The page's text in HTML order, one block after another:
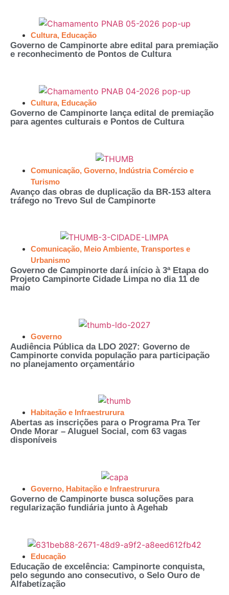
Cultura, Educação
Governo de Campinorte abre edital para premiação
e reconhecimento de Pontos de Cultura
Cultura, Educação
Governo de Campinorte lança edital de premiação
para agentes culturais e Pontos de Cultura
Comunicação, Governo, Indústria Comércio e
Turismo
Avanço das obras de duplicação da BR-153 altera
tráfego no Trevo Sul de Campinorte
Comunicação, Meio Ambiente, Transportes e
Urbanismo
Governo de Campinorte dará início à 3ª Etapa do
Projeto Campinorte Cidade Limpa no dia 11 de
maio
Governo
Audiência Pública da LDO 2027: Governo de
Campinorte convida população para participação
no planejamento orçamentário
Habitação e Infraestrurura
Abertas as inscrições para o Programa Pra Ter
Onde Morar – Aluguel Social, com 63 vagas
disponíveis
Governo, Habitação e Infraestrurura
Governo de Campinorte busca soluções para
regularização fundiária junto à Agehab
Educação
Educação de excelência: Campinorte conquista,
pelo segundo ano consecutivo, o Selo Ouro de
Alfabetização